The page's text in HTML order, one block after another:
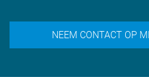
NEEM CONTACT OP